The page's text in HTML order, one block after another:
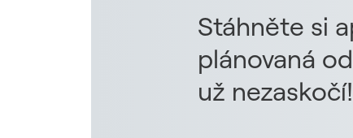
Stáhněte si
plánovaná
už nezaskočí!